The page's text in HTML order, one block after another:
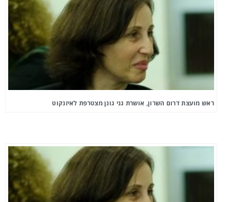
ראש מועצת דרום השרון, אושרת גני גונן מצטרפת לאיזנקוט